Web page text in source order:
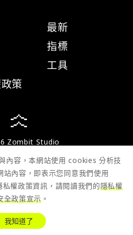
策
最新
指標
工具
Zombit Studio
內容，本網站使用 cookies 分析技
站內容，即表示您同意我們使用
權政策資訊，請閱讀我們的隱私權
全政策宣示 。
我知道了